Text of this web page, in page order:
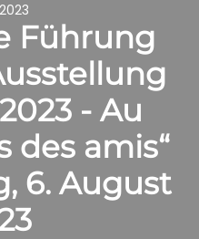
Führung
- Au
des amis“
6. August